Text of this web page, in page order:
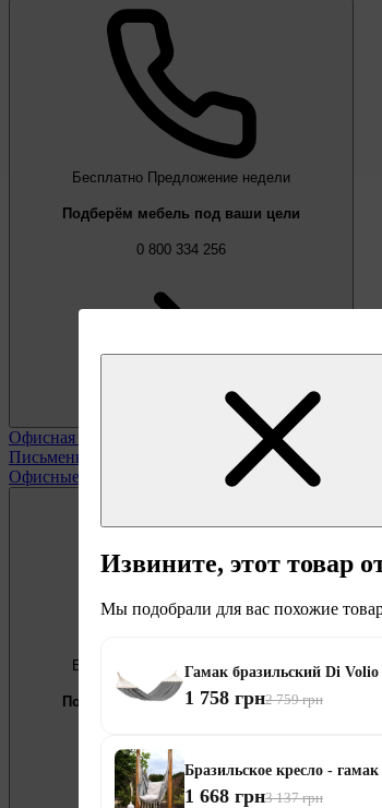
Бесплатно Предложение недели
Подберём мебель под ваши цели
0 800 334 256
Офисная мебель
Письменные и компьютерные столы
Офисные кресла и стулья
Бесплатно Предложение недели
Подберём мебель под ваши цели
Извините, этот товар
Мы подобрали для вас похожие
Гамак бразильский Di Volio
1 758 грн2 759 грн
Бразильское кресло -
1 668 грн3 137 грн